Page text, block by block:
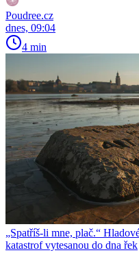
Poudree.cz
dnes, 09:04
4 min
„Spatříš-li mne, plač.“
katastrof vytesanou do dna řek